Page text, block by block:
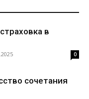
в
0
сочетания